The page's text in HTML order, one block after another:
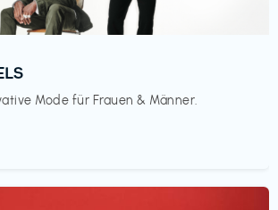
Mode für Frauen & Männer.